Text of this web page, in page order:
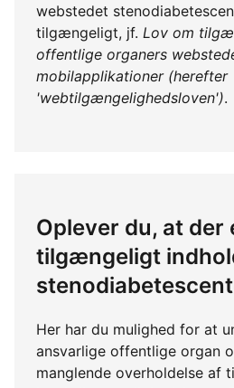
webstedet
tilgængeligt, jf. Lov om
offentlige organers
mobilapplikationer (herefter
'webtilgængelighedsloven').
Oplever du, at der
tilgængeligt
Her har du mulighed for at
ansvarlige offentlige organ
manglende overholdelse af